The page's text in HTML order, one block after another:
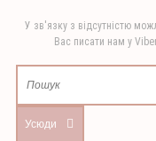
У зв'язку з відсутністю
Вас писати нам у
Усюди